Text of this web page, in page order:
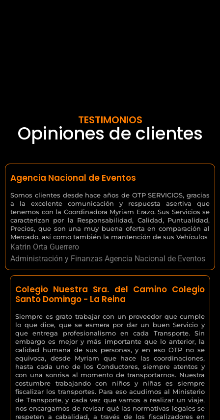
TESTIMONIOS
Opiniones de clientes
Agencia Nacional de Eventos
Somos clientes desde hace años de OTP SERVICIOS, gracias
a la excelente comunicación y respuesta asertiva que
tenemos con la Coordinadora Myriam Erazo. Sus Servicios se
caracterizan por la Responsabilidad, Calidad, Puntualidad,
Precios, que son una muy buena oferta en comparación al
Mercado, así como también la mantención de sus Vehículos
Katrin Orta Guerrero
Administración y Finanzas Agencia Nacional de Eventos
Colegio Nuestra Sra. del Camino Colegio
Santo Domingo - La Reina
Siempre es grato trabajar con un proveedor que cumple
lo que dice, que se esmera por dar un buen Servicio y
que entrega profesionalismo en cada Transporte. Sin
embargo es mejor y más importante que lo anterior, la
calidad humana de sus personas, y en eso OTP no se
equivoca, desde Myriam que hace las coordinaciones,
hasta cada uno de los Conductores, siempre atentos y
con una sonrisa al momento de transportarnos. Nuestra
costumbre trabajando con niños y niñas es siempre
fiscalizar los transportes. Para eso acudimos al Ministerio
de Transporte, y cada vez que vamos a realizar un viaje,
nos encargamos de revisar qué las normativas legales se
respeten a cabalidad, a través de los fiscalizadores en